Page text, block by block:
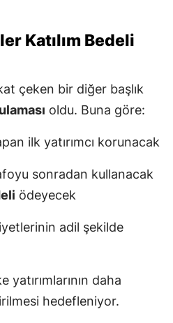
Katılım Bedeli
çeken bir diğer başlık
oldu. Buna göre:
ilk yatırımcı korunacak
sonradan kullanacak
ödeyecek
adil şekilde
yatırımlarının daha
hedefleniyor.